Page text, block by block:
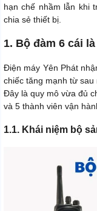
hạn chế nhầm lẫn khi
chia sẻ thiết bị.
1. Bộ đàm 6 cái
Điện máy Yên Phát
chiếc tăng mạnh từ sau
Đây là quy mô vừa đủ
và 5 thành viên vận
1.1. Khái niệm bộ